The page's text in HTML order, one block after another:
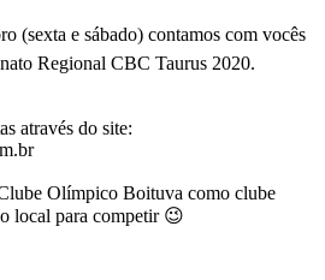
(sexta e sábado) contamos com vocês
Regional CBC Taurus 2020.
através do site:
Olímpico Boituva como clube
local para competir 😉